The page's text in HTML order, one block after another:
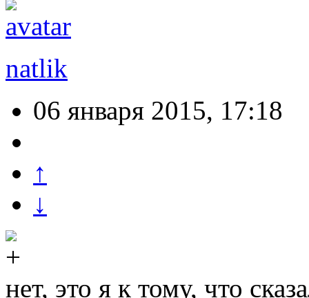
natlik
06 января 2015, 17:18
↑
↓
нет, это я к тому, что